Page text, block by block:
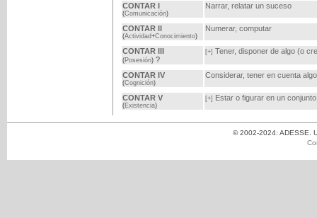
CONTAR I
(Comunicación)
Narrar, relatar un suceso
CONTAR II
(Actividad+Conocimiento)
Numerar, computar
CONTAR III
(Posesión)?
[+] Tener, disponer de algo (o
CONTAR IV
(Cognición)
Considerar, tener en cuenta
CONTAR V
(Existencia)
[+] Estar o figurar en un
© 2002-2024: ADESSE.